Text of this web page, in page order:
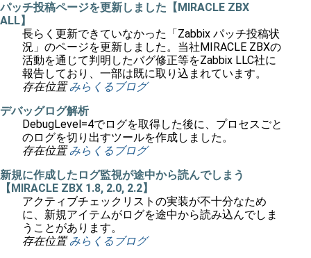
パッチ投稿ページを更新しました【MIRACLE ZBX
ALL】
長らく更新できていなかった「Zabbix パッチ投稿状
況」のページを更新しました。当社MIRACLE ZBXの
活動を通じて判明したバグ修正等をZabbix LLC社に
報告しており、一部は既に取り込まれています。
存在位置 みらくるブログ
デバッグログ解析
DebugLevel=4でログを取得した後に、プロセスごと
のログを切り出すツールを作成しました。
存在位置 みらくるブログ
新規に作成したログ監視が途中から読んでしまう
【MIRACLE ZBX 1.8, 2.0, 2.2】
アクティブチェックリストの実装が不十分なため
に、新規アイテムがログを途中から読み込んでしま
うことがあります。
存在位置 みらくるブログ